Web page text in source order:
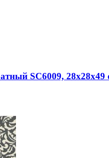
SC6009, 28x28x49